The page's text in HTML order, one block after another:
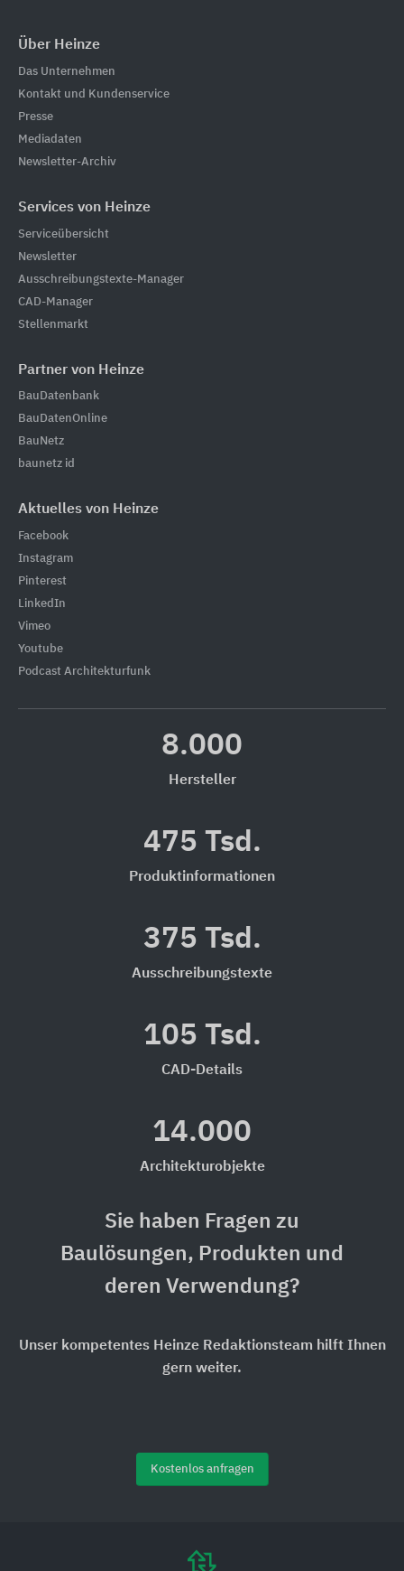
Über Heinze
Das Unternehmen
Kontakt und Kundenservice
Presse
Mediadaten
Newsletter-Archiv
Services von Heinze
Serviceübersicht
Newsletter
Ausschreibungstexte-Manager
CAD-Manager
Stellenmarkt
Partner von Heinze
BauDatenbank
BauDatenOnline
BauNetz
baunetz id
Aktuelles von Heinze
Facebook
Instagram
Pinterest
LinkedIn
Vimeo
Youtube
Podcast Architekturfunk
8.000
Hersteller
475 Tsd.
Produktinformationen
375 Tsd.
Ausschreibungstexte
105 Tsd.
CAD-Details
14.000
Architekturobjekte
Sie haben Fragen zu
Baulösungen, Produkten und
deren Verwendung?
Unser kompetentes Heinze Redaktionsteam hilft Ihnen
gern weiter.
Kostenlos anfragen